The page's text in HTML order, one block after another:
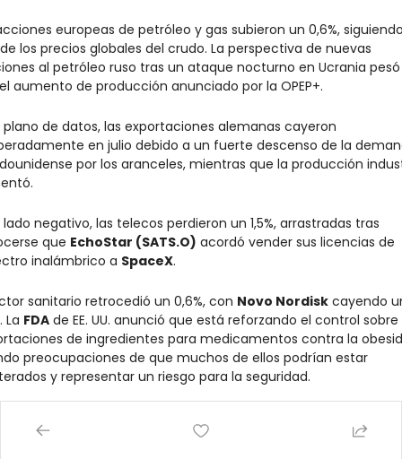
europeas de petróleo y gas subieron un 0,6%,
los precios globales del crudo. La perspectiva de nuevas
al petróleo ruso tras un ataque nocturno en Ucrania
aumento de producción anunciado por la OPEP+.
plano de datos, las exportaciones alemanas cayeron
en julio debido a un fuerte descenso de la
por los aranceles, mientras que la producción
lado negativo, las telecos perdieron un 1,5%, arrastradas tras
que EchoStar (SATS.O) acordó vender sus licencias de
inalámbrico a SpaceX.
sanitario retrocedió un 0,6%, con Novo Nordisk cayendo
La FDA de EE. UU. anunció que está reforzando el control sobre
de ingredientes para medicamentos contra la
preocupaciones de que muchos de ellos podrían estar
y representar un riesgo para la seguridad.